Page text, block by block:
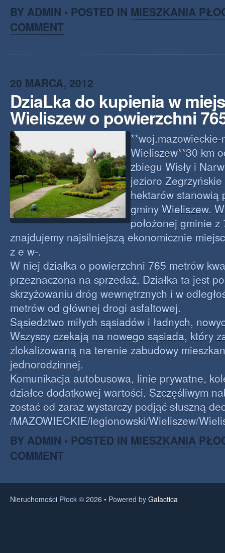
BY ADMIN • POSTED IN MIESZKANIA
COMMENT
20 MARCA, 2012
DziaLka do kupienia w
Wieliszew o powierzchni
Wieliszew**30 km
zbiegu Wisły i
jezioro
hektarów stanowią
gminy Wieliszew.
położonej gminie
znajdujemy najsilniejszą ekonomicznie
z e w-.
W niej działka o powierzchni 765 metrów
przeznaczona na sprzedaż. Działka ta jest
skrzyżowaniu dróg wewnętrznych i w
metrów od głównej drogi asfaltowej.
Sąsiedztwo miłych sąsiadów i ładnych,
Wszyscy czekają na nowego sąsiada, który
zlokalizowaną na terenie zabudowy
jednorodzinnej.
Komunikacja autobusowa, linie prywatne,
działce dodatkowej wartości. Szczęśliwym
zostać od zaraz wystarczy podjąć słuszną
/MAZOWIECKIE/legionowski/Wieliszew/
BY ADMIN • POSTED IN MIESZKANIA
COMMENT
Nieruchomości Płock © 2026 • Powered by Galactica